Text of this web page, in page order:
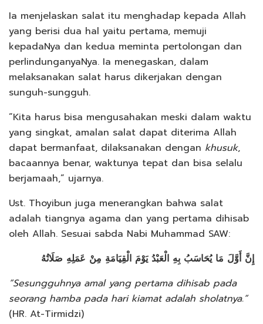
Ia menjelaskan salat itu menghadap kepada Allah
yang berisi dua hal yaitu pertama, memuji
kepadaNya dan kedua meminta pertolongan dan
perlindunganyaNya. Ia menegaskan, dalam
melaksanakan salat harus dikerjakan dengan
sunguh-sungguh.
”Kita harus bisa mengusahakan meski dalam waktu
yang singkat, amalan salat dapat diterima Allah
dapat bermanfaat, dilaksanakan dengan khusuk,
bacaannya benar, waktunya tepat dan bisa selalu
berjamaah,” ujarnya.
Ust. Thoyibun juga menerangkan bahwa salat
adalah tiangnya agama dan yang pertama dihisab
oleh Allah. Sesuai sabda Nabi Muhammad SAW:
إِنَّ أَوَّلَ مَا يُحَاسَبُ بِهِ الْعَبْدُ يَوْمَ الْقِيَامَةِ مِنْ عَمَلِهِ صَلَاتُهُ
”Sesungguhnya amal yang pertama dihisab pada
seorang hamba pada hari kiamat adalah sholatnya.”
(HR. At-Tirmidzi)